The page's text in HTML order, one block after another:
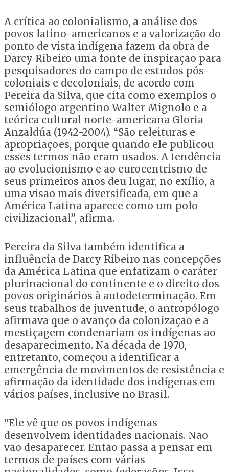
A crítica ao colonialismo, a análise dos
povos latino-americanos e a valorização do
ponto de vista indígena fazem da obra de
Darcy Ribeiro uma fonte de inspiração para
pesquisadores do campo de estudos pós-
coloniais e decoloniais, de acordo com
Pereira da Silva, que cita como exemplos o
semiólogo argentino Walter Mignolo e a
teórica cultural norte-americana Gloria
Anzaldúa (1942-2004). “São releituras e
apropriações, porque quando ele publicou
esses termos não eram usados. A tendência
ao evolucionismo e ao eurocentrismo de
seus primeiros anos deu lugar, no exílio, a
uma visão mais diversificada, em que a
América Latina aparece como um polo
civilizacional”, afirma.
Pereira da Silva também identifica a
influência de Darcy Ribeiro nas concepções
da América Latina que enfatizam o caráter
plurinacional do continente e o direito dos
povos originários à autodeterminação. Em
seus trabalhos de juventude, o antropólogo
afirmava que o avanço da colonização e a
mestiçagem condenariam os indígenas ao
desaparecimento. Na década de 1970,
entretanto, começou a identificar a
emergência de movimentos de resistência e
afirmação da identidade dos indígenas em
vários países, inclusive no Brasil.
“Ele vê que os povos indígenas
desenvolvem identidades nacionais. Não
vão desaparecer. Então passa a pensar em
termos de países com várias